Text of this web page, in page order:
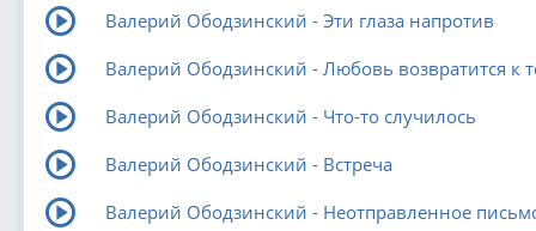
Валерий Ободзинский - Эти глаза напротив
Валерий Ободзинский - Любовь возвратится к
Валерий Ободзинский - Что-то случилось
Валерий Ободзинский - Встреча
Валерий Ободзинский - Неотправленное